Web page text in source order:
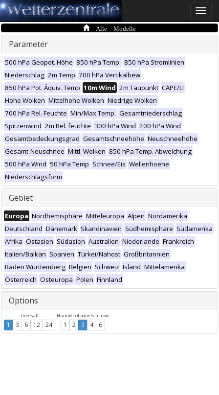
Toggle
Alle Modelle
Parameter
500 hPa Geopot. Höhe 850 hPa Temp. 850 hPa Stromlinien
Niederschlag 2m Temp 700 hPa Vertikalbew
850 hPa Pot. Äquiv. Temp 10m Wind 2m Taupunkt CAPE/LI
Hohe Wolken Mittelhohe Wolken Niedrige Wolken
700 hPa Rel. Feuchte Min/Max Temp. Gesamtniederschlag
Spitzenwind 2m Rel. feuchte 300 hPa Wind 200 hPa Wind
Gesamtbedeckungsgrad Gesamtschneehöhe Neuschneehöhe
Gesamt-Neuschnee Mittl. Wolken 850 hPa Temp. Abweichung
500 hPa Wind 50 hPa Temp Schnee/Eis Wellenhoehe
Niederschlagsform
Gebiet
Europa Nordhemisphäre Mitteleuropa Alpen Nordamerika
Deutschland Dänemark Skandinavien Südhemisphäre Südamerika
Afrika Ostasien Südasien Australien Niederlande Frankreich
Italien/Balkan Spanien Türkei/Nahost Großbritannien
Baden Württemberg Belgien Schweiz Island Mittelamerika
Österreich Osteuropa Polen Finnland
Options
Intervall
1 3 6 12 24
Number of panels in row
1 2 3 4 6